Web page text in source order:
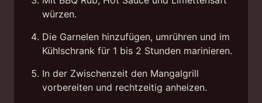
würzen.
Die Garnelen hinzufügen, umrühren und im
Kühlschrank für 1 bis 2 Stunden marinieren.
In der Zwischenzeit den Mangalgrill
vorbereiten und rechtzeitig anheizen.